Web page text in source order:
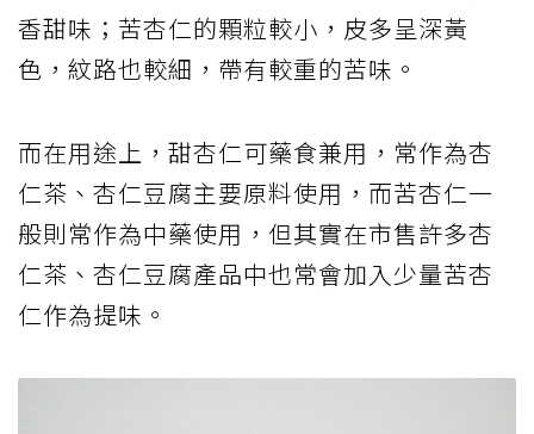
香甜味；苦杏仁的顆粒較小，皮多呈深黃
色，紋路也較細，帶有較重的苦味。
而在用途上，甜杏仁可藥食兼用，常作為杏
仁茶、杏仁豆腐主要原料使用，而苦杏仁一
般則常作為中藥使用，但其實在市售許多杏
仁茶、杏仁豆腐產品中也常會加入少量苦杏
仁作為提味。